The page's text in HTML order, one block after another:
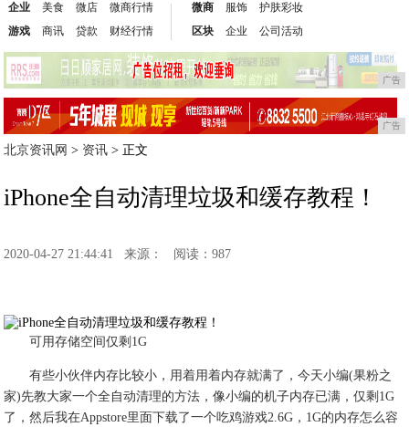
企业
游戏
美食
商讯
微店
贷款
微商行情
财经行情
微商
区块
服饰
企业
护肤彩妆
公司活动
广告
广告
北京资讯网 > 资讯 > 正文
iPhone全自动清理垃圾和缓存教程！
2020-04-27 21:44:41 来源： 阅读：987
可用存储空间仅剩1G
​有些小伙伴内存比较小，用着用着内存就满了，今天小编(果粉之
家)先教大家一个全自动清理的方法，像小编的机子内存已满，仅剩1G
了，然后我在Appstore里面下载了一个吃鸡游戏2.6G，1G的内存怎么容